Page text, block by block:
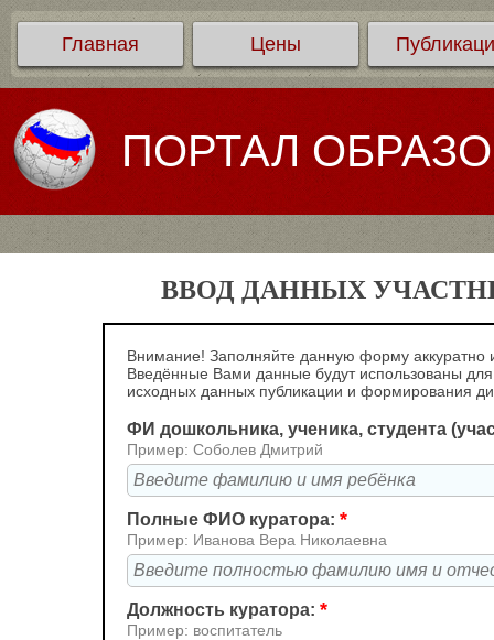
Главная Цены
ПОРТАЛ
ВВОД ДАННЫХ
Внимание! Заполняйте данную форму аккуратно
Введённые Вами данные будут использованы
исходных данных публикации и формирования
ФИ дошкольника, ученика, студента
Пример: Соболев Дмитрий
Полные ФИО куратора: *
Пример: Иванова Вера Николаевна
Должность куратора: *
Пример: воспитатель